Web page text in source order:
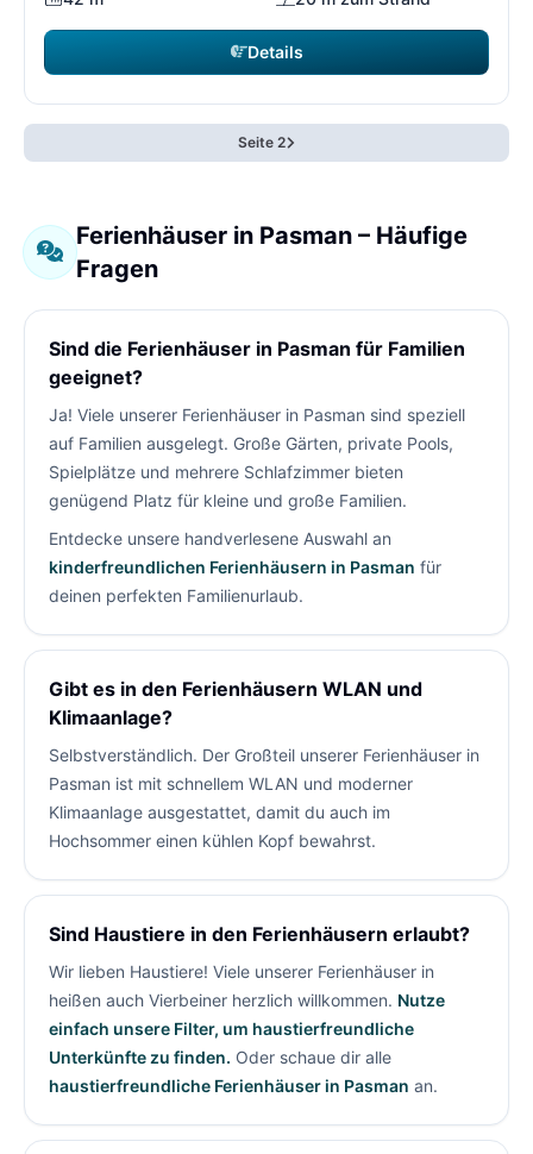
Details
Seite 2
Ferienhäuser in Pasman – Häufige
Fragen
Sind die Ferienhäuser in Pasman für Familien
geeignet?
Ja! Viele unserer Ferienhäuser in Pasman sind speziell
auf Familien ausgelegt. Große Gärten, private Pools,
Spielplätze und mehrere Schlafzimmer bieten
genügend Platz für kleine und große Familien.
Entdecke unsere handverlesene Auswahl an
kinderfreundlichen Ferienhäusern in Pasman für
deinen perfekten Familienurlaub.
Gibt es in den Ferienhäusern WLAN und
Klimaanlage?
Selbstverständlich. Der Großteil unserer Ferienhäuser in
Pasman ist mit schnellem WLAN und moderner
Klimaanlage ausgestattet, damit du auch im
Hochsommer einen kühlen Kopf bewahrst.
Sind Haustiere in den Ferienhäusern erlaubt?
Wir lieben Haustiere! Viele unserer Ferienhäuser in
heißen auch Vierbeiner herzlich willkommen. Nutze
einfach unsere Filter, um haustierfreundliche
Unterkünfte zu finden. Oder schaue dir alle
haustierfreundliche Ferienhäuser in Pasman an.